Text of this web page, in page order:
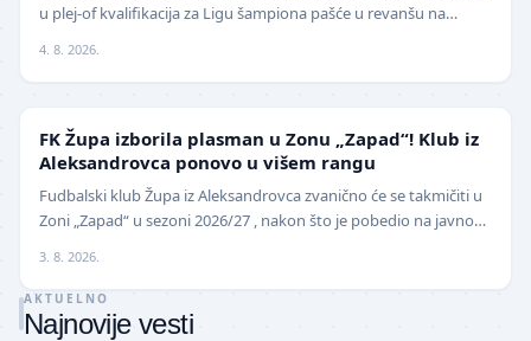
u plej-of kvalifikacija za Ligu šampiona pašće u revanšu na
4. 8. 2026.
FK Župa izborila plasman u Zonu „Zapad“! Klub iz
Aleksandrovca ponovo u višem rangu
Fudbalski klub Župa iz Aleksandrovca zvanično će se takmičiti u
Zoni „Zapad“ u sezoni 2026/27 , nakon što je pobedio na javnom
3. 8. 2026.
AKTUELNO
Najnovije vesti